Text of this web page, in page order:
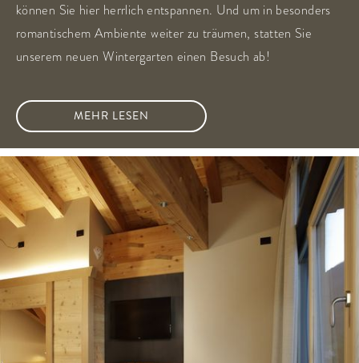
können Sie hier herrlich entspannen. Und um in besonders
romantischem Ambiente weiter zu träumen, statten Sie
unserem neuen Wintergarten einen Besuch ab!
MEHR LESEN